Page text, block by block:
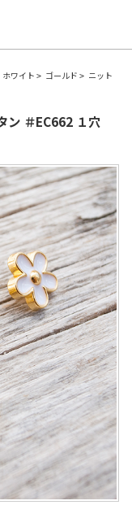
ホワイト > ゴールド > ニット
ン ＃EC662 １穴